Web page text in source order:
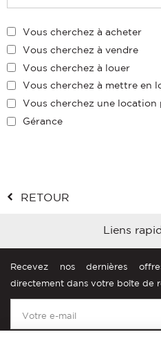
Vous cherchez à acheter
Vous cherchez à vendre
Vous cherchez à louer
Vous cherchez à mettre en
Vous cherchez une location
Gérance
RETOUR
Liens
Recevez nos dernières
directement dans votre boîte de